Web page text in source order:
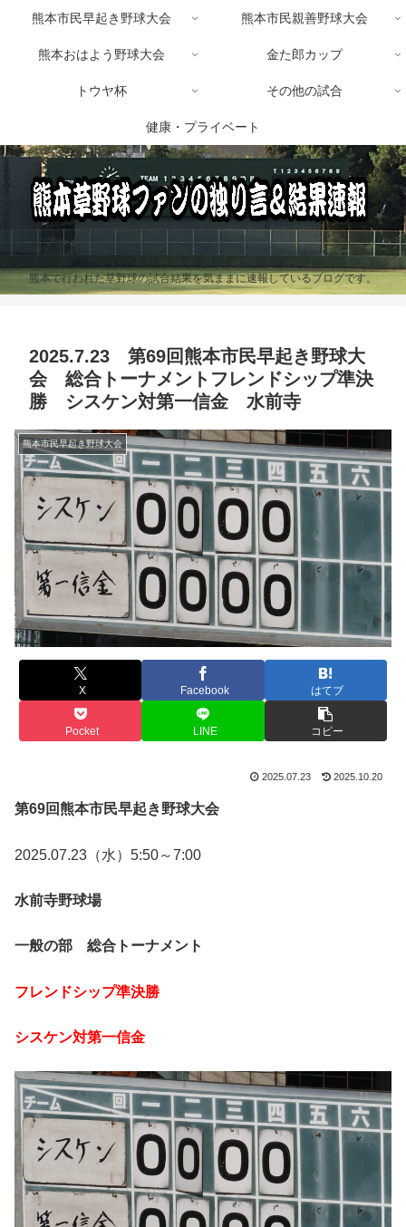
熊本で行われた草野球の試合結果を気ままに速報しているブログです。
熊本市民早起き野球大会 熊本市民親善野球大会
熊本おはよう野球大会 金た郎カップ
トウヤ杯 その他の試合
健康・プライベート
2025.7.23 第69回熊本市民早起き野球大
会 総合トーナメントフレンドシップ準決
勝 シスケン対第一信金 水前寺
熊本市民早起き野球大会
X Facebook はてブ
Pocket LINE コピー
2025.07.23 2025.10.20
第69回熊本市民早起き野球大会
2025.07.23（水）5:50～7:00
水前寺野球場
一般の部 総合トーナメント
フレンドシップ準決勝
シスケン対第一信金